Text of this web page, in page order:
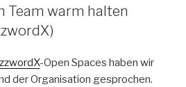
Team warm halten
-Open Spaces haben wir
der Organisation gesprochen.